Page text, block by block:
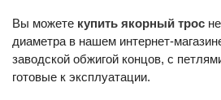
Вы можете купить якорный трос
диаметра в нашем интернет-
заводской обжигой концов, с
готовые к эксплуатации.